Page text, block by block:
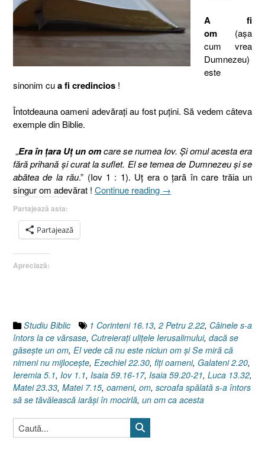
A fi
om(aşa
cum vrea
Dumnezeu)
este
sinonim cua fi credincios !
Întotdeauna oameni adevăraţi au fost puţini. Să vedem câteva
exemple din Biblie.
„Era în ţara Uţ un omcare se numea Iov. Şi omul acesta era
fără prihană şi curat la suflet. El se temea de Dumnezeu şi se
abătea de la rău.” (Iov 1 : 1). Uţ era o ţară în care trăia un
singur om adevărat ! Continue reading „Fiţi
→
Partajează asta:
Partajează
Apreciază:
Studiu Biblic 1 Corinteni 16.13, 2 Petru 2.22, Câinele s-a
întors la ce vărsase, Cutreieraţi uliţele Ierusalimului, dacă se
găseşte un om, El vede că nu este niciun om şi Se miră că
nimeni nu mijloceşte, Ezechiel 22.30, fiţi oameni, Galateni 2.20,
Ieremia 5.1, Iov 1.1, Isaia 59.16-17, Isaia 59.20-21, Luca 13.32,
Matei 23.33, Matei 7.15, oameni, om, scroafa spălată s-a întors
să se tăvălească iarăşi în mocirlă, un om ca acesta